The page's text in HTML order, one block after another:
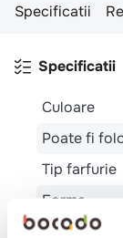
Specificatii
Specificatii
Culoare
Poate fi
Tip farfurie
Forma
Material